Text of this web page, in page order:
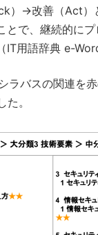
）→改善（Act）
とで、継続的に
用語辞典 e-
ラバスの関連を
。